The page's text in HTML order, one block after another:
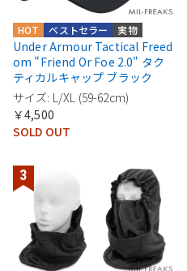
実物
ベストセラー
HOT
Under Armour Tactical Freed
om "Friend Or Foe 2.0" タク
ティカルキャップ ブラック
サイズ: L/XL (59-62cm)
￥4,500
SOLD OUT